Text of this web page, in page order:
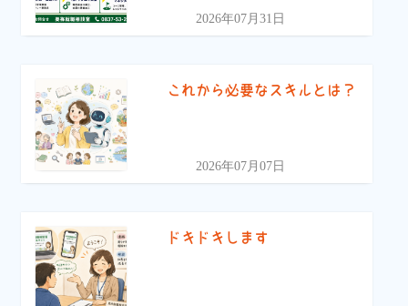
2026年07月31日
これから必要なスキルとは？
2026年07月07日
ドキドキします